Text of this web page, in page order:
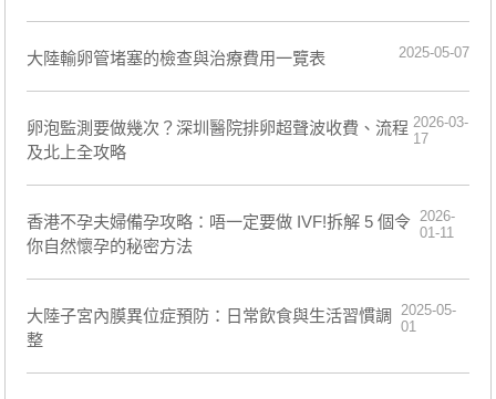
大陸輸卵管堵塞的檢查與治療費用一覽表 2025-05-07
卵泡監測要做幾次？深圳醫院排卵超聲波收費、流程
及北上全攻略
2026-03-
17
香港不孕夫婦備孕攻略：唔一定要做 IVF!拆解 5 個令
你自然懷孕的秘密方法
2026-
01-11
大陸子宮內膜異位症預防：日常飲食與生活習慣調
整
2025-05-
01